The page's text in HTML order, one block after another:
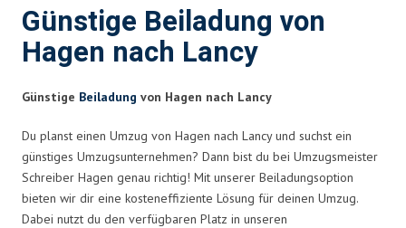
Günstige Beiladung von
Hagen nach Lancy
Günstige Beiladung von Hagen nach Lancy
Du planst einen Umzug von Hagen nach Lancy und suchst ein
günstiges Umzugsunternehmen? Dann bist du bei Umzugsmeister
Schreiber Hagen genau richtig! Mit unserer Beiladungsoption
bieten wir dir eine kosteneffiziente Lösung für deinen Umzug.
Dabei nutzt du den verfügbaren Platz in unseren